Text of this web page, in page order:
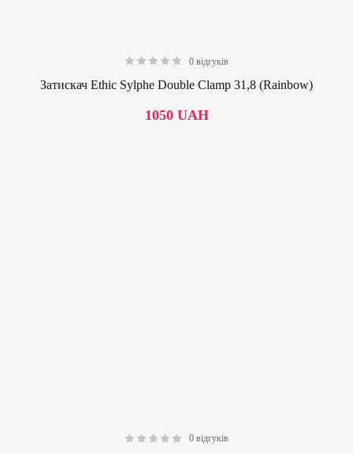
0 відгуків
Затискач Ethic Sylphe Double Clamp 31,8 (Rainbow)
1050 UAH
0 відгуків